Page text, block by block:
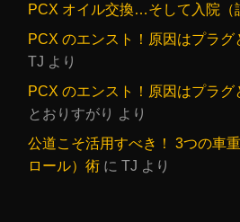
PCX オイル交換…そして入院（
PCX のエンスト！原因はプラグ
TJ より
PCX のエンスト！原因はプラグ
とおりすがり より
公道こそ活用すべき！ 3つの車
ロール）術 に TJ より